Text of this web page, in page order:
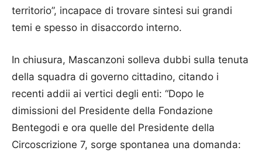
territorio”, incapace di trovare sintesi sui grandi
temi e spesso in disaccordo interno.
In chiusura, Mascanzoni solleva dubbi sulla tenuta
della squadra di governo cittadino, citando i
recenti addii ai vertici degli enti: “Dopo le
dimissioni del Presidente della Fondazione
Bentegodi e ora quelle del Presidente della
Circoscrizione 7, sorge spontanea una domanda: